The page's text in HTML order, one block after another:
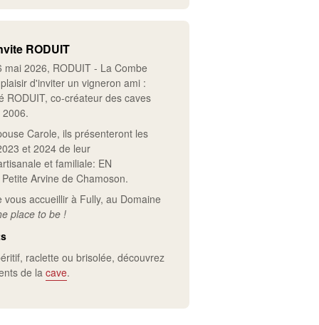
RODUIT
mai 2026, RODUIT - La Combe
d'inviter un vigneron ami :
RODUIT, co-créateur des caves
Carole, ils présenteront les
et 2024 de leur
et familiale: EN
Arvine de Chamoson.
vous accueillir à Fully, au Domaine
place to be !
raclette ou brisolée, découvrez
de lacave.